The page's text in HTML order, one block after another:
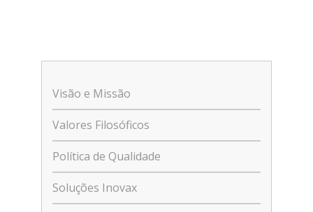
Visão e Missão
Valores Filosóficos
Política de Qualidade
Soluções Inovax